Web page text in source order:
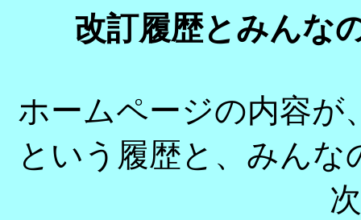
改訂履歴とみんな
ホームページの内容が
という履歴と、みん